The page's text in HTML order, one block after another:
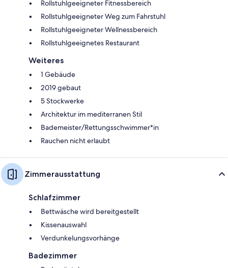
Rollstuhlgeeigneter Fitnessbereich
Rollstuhlgeeigneter Weg zum Fahrstuhl
Rollstuhlgeeigneter Wellnessbereich
Rollstuhlgeeignetes Restaurant
Weiteres
1 Gebäude
2019 gebaut
5 Stockwerke
Architektur im mediterranen Stil
Bademeister/Rettungsschwimmer*in
Rauchen nicht erlaubt
Zimmerausstattung
Schlafzimmer
Bettwäsche wird bereitgestellt
Kissenauswahl
Verdunkelungsvorhänge
Badezimmer